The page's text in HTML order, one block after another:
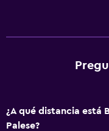
¿A qué distancia está
Palese?